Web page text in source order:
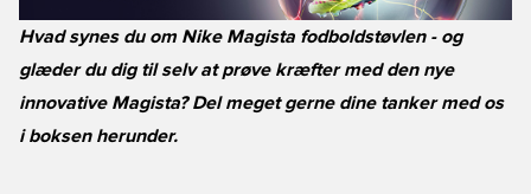
Hvad synes du om Nike Magista fodboldstøvlen - og
glæder du dig til selv at prøve kræfter med den nye
innovative Magista? Del meget gerne dine tanker med os
i boksen herunder.